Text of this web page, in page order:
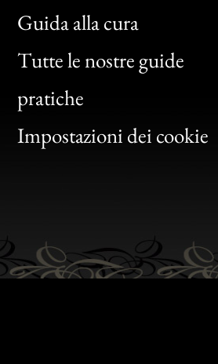
Guida alla cura
Tutte le nostre guide
pratiche
Impostazioni dei cookie